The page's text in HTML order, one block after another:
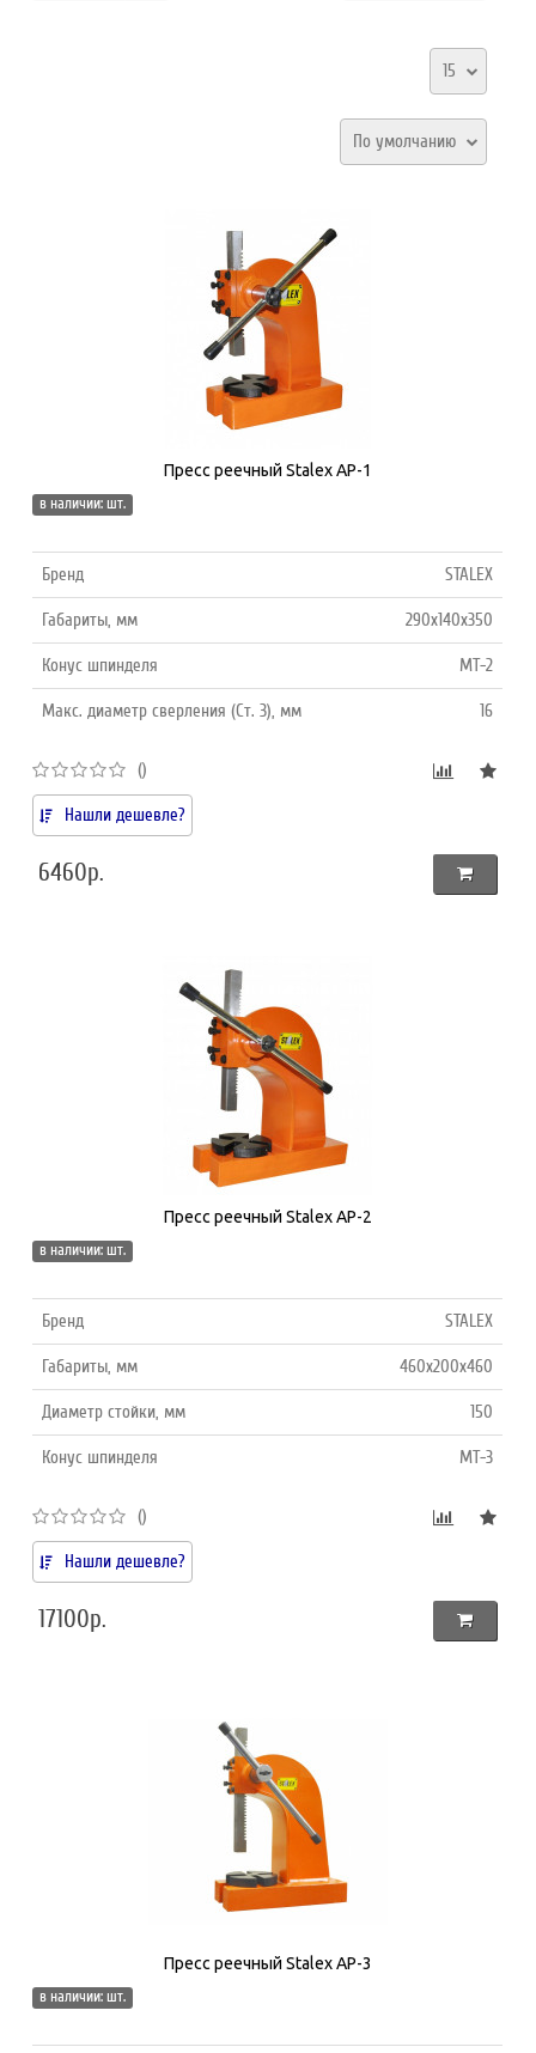
15
По умолчанию
Пресс реечный Stalex AP-1
в наличии: шт.
Бренд STALEX
Габариты, мм 290x140x350
Конус шпинделя MT-2
Макс. диаметр сверления (Ст. 3), мм 16
()
Нашли дешевле?
6460р.
Пресс реечный Stalex AP-2
в наличии: шт.
Бренд STALEX
Габариты, мм 460x200x460
Диаметр стойки, мм 150
Конус шпинделя MT-3
()
Нашли дешевле?
17100р.
Пресс реечный Stalex AP-3
в наличии: шт.